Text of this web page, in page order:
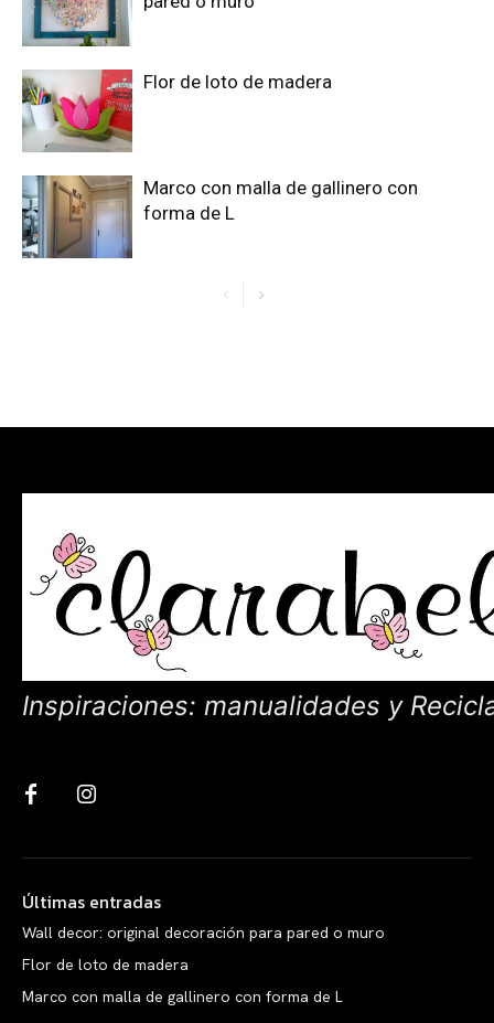
Flor de loto de madera
Marco con malla de gallinero con
forma de L
Inspiraciones: manualidades y
Últimas entradas
Wall decor: original decoración para pared o muro
Flor de loto de madera
Marco con malla de gallinero con forma de L